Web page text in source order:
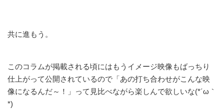
共に進もう。
このコラムが掲載される頃にはもうイメージ映像もばっちり
仕上がって公開されているので「あの打ち合わせがこんな映
像になるんだ～！」って見比べながら楽しんで欲しいな(*´ω｀
*)